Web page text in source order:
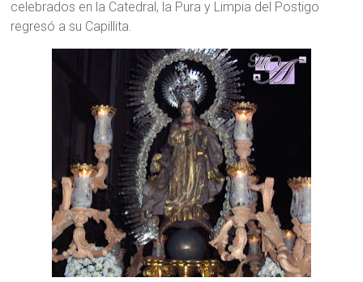
celebrados en la Catedral, la Pura y Limpia del Postigo
regresó a su Capillita.